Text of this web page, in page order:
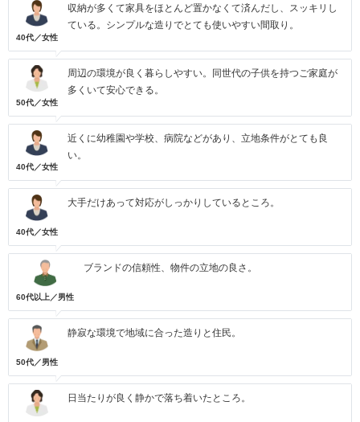
40代／女性
収納が多くて家具をほとんど置かなくて済んだし、スッキリし
ている。シンプルな造りでとても使いやすい間取り。
50代／女性
周辺の環境が良く暮らしやすい。同世代の子供を持つご家庭が
多くいて安心できる。
40代／女性
近くに幼稚園や学校、病院などがあり、立地条件がとても良
い。
40代／女性
大手だけあって対応がしっかりしているところ。
60代以上／男性
ブランドの信頼性、物件の立地の良さ。
50代／男性
静寂な環境で地域に合った造りと住民。
日当たりが良く静かで落ち着いたところ。